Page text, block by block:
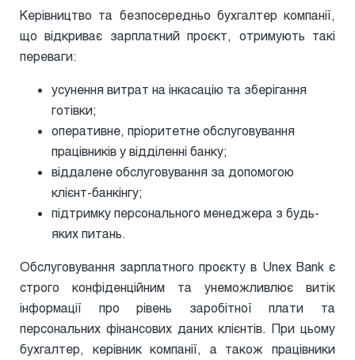
Керівництво та безпосередньо бухгалтер компанії,
що відкриває зарплатний проєкт, отримують такі
переваги:
усунення витрат на інкасацію та зберігання
готівки;
оперативне, пріоритетне обслуговування
працівників у відділенні банку;
віддалене обслуговування за допомогою
клієнт-банкінгу;
підтримку персонального менеджера з будь-
яких питань.
Обслуговування зарплатного проєкту в Unex Bank є
строго конфіденційним та унеможливлює витік
інформації про рівень заробітної плати та
персональних фінансових даних клієнтів. При цьому
бухгалтер, керівник компанії, а також працівники